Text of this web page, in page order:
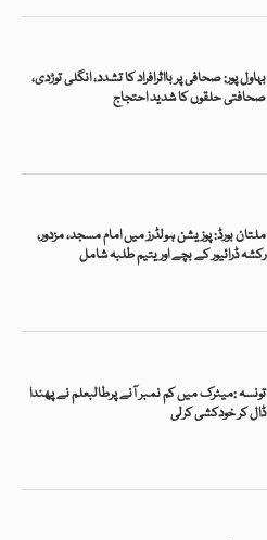
بہاول پور: صحافی پر بااثرافراد کا تشدد، انگلی توڑدی،
صحافتی حلقوں کا شدید احتجاج
ملتان بورڈ: پوزیشن ہولڈرز میں امام مسجد، مزدور،
رکشہ ڈرائیور کے بچے اور یتیم طلبہ شامل
تونسہ :میٹرک میں کم نمبر آنے پرطالبعلم نے پھندا
ڈال کر خودکشی کرلی